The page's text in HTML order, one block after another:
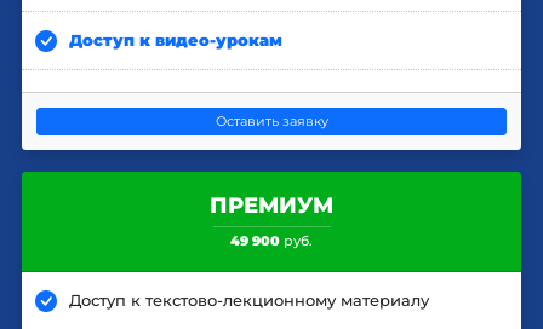
Доступ к видео-урокам
Оставить заявку
ПРЕМИУМ
49 900 руб.
Доступ к текстово-лекционному материалу